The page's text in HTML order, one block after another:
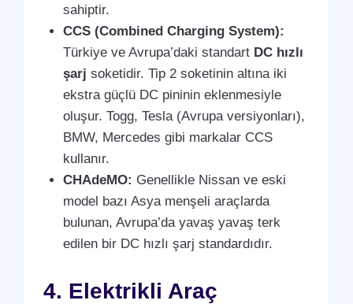
sahiptir.
CCS (Combined Charging System):
Türkiye ve Avrupa’daki standart DC hızlı
şarj soketidir. Tip 2 soketinin altına iki
ekstra güçlü DC pininin eklenmesiyle
oluşur. Togg, Tesla (Avrupa versiyonları),
BMW, Mercedes gibi markalar CCS
kullanır.
CHAdeMO: Genellikle Nissan ve eski
model bazı Asya menşeli araçlarda
bulunan, Avrupa’da yavaş yavaş terk
edilen bir DC hızlı şarj standardıdır.
4. Elektrikli Araç